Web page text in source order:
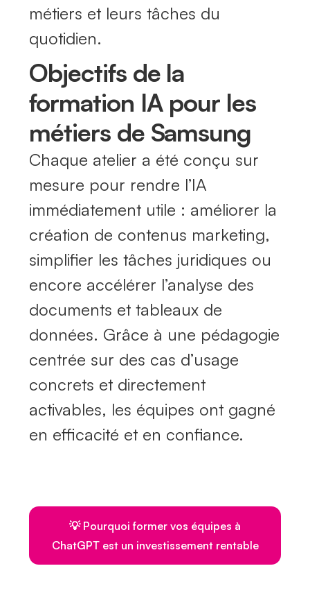
métiers et leurs tâches du
quotidien.
Objectifs de la
formation IA pour les
métiers de Samsung
Chaque atelier a été conçu sur
mesure pour rendre l’IA
immédiatement utile : améliorer la
création de contenus marketing,
simplifier les tâches juridiques ou
encore accélérer l’analyse des
documents et tableaux de
données. Grâce à une pédagogie
centrée sur des cas d’usage
concrets et directement
activables, les équipes ont gagné
en efficacité et en confiance.
💡 Pourquoi former vos équipes à
ChatGPT est un investissement rentable